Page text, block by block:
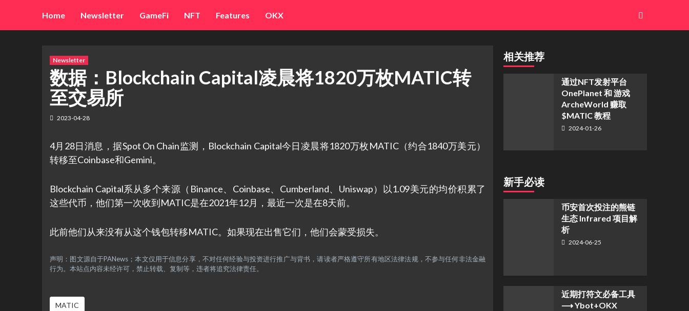
content
Home Newsletter GameFi NFT Features OKX
Newsletter
数据：Blockchain Capital凌晨将1820万枚MATIC转
至交易所
2023-04-28
4月28日消息，据Spot On Chain监测，Blockchain Capital今日凌晨将1820万枚MATIC（约合1840万美元）
转移至Coinbase和Gemini。
Blockchain Capital系从多个来源（Binance、Coinbase、Cumberland、Uniswap）以1.09美元的均价积累了
这些代币，他们第一次收到MATIC是在2021年12月，最近一次是在8天前。
此前他们从来没有从这个钱包转移MATIC。如果现在出售它们，他们会蒙受损失。
声明：图文源自于PANews；本文仅用于信息分享，不对任何经验与投资进行推广与背书，请读者严格遵守所有地区法律法规，不参与任何非法金融
行为。本站点内容未经许可，禁止转载、复制等，违者将追究法律责任。
MATIC
相关推荐
通过NFT发射平台
OnePlanet 和 游戏
ArcheWorld 赚取
$MATIC 教程
2024-01-26
新手必读
币安首次投注的熊链
生态 Infrared 项目解
析
2024-06-25
近期打符文必备工具
⟶ Ybot+OKX